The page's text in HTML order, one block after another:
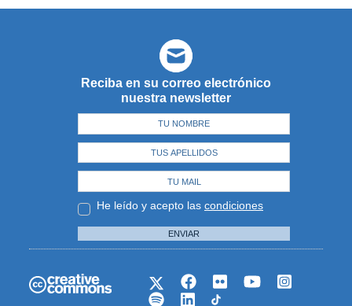
Reciba en su correo electrónico
nuestra newsletter
He leído y acepto las condiciones
ENVIAR